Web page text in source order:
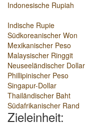
Indonesische Rupiah
Indische Rupie
Südkoreanischer Won
Mexikanischer Peso
Malaysischer Ringgit
Neuseeländischer Dollar
Phillipinischer Peso
Singapur-Dollar
Thailändischer Baht
Südafrikanischer Rand
Zieleinheit: